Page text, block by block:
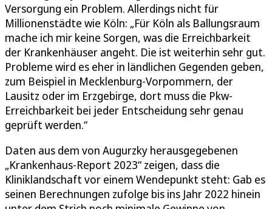
Versorgung ein Problem. Allerdings nicht für
Millionenstädte wie Köln: „Für Köln als Ballungsraum
mache ich mir keine Sorgen, was die Erreichbarkeit
der Krankenhäuser angeht. Die ist weiterhin sehr gut.
Probleme wird es eher in ländlichen Gegenden geben,
zum Beispiel in Mecklenburg-Vorpommern, der
Lausitz oder im Erzgebirge, dort muss die Pkw-
Erreichbarkeit bei jeder Entscheidung sehr genau
geprüft werden.“
Daten aus dem von Augurzky herausgegebenen
„Krankenhaus-Report 2023“ zeigen, dass die
Kliniklandschaft vor einem Wendepunkt steht: Gab es
seinen Berechnungen zufolge bis ins Jahr 2022 hinein